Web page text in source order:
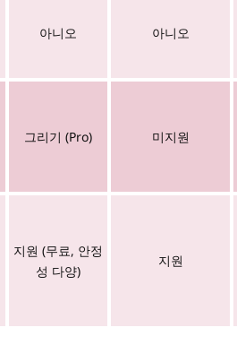
아니오 아니오
그리기 (Pro) 미지원
지원 (무료, 안정
성 다양)
지원